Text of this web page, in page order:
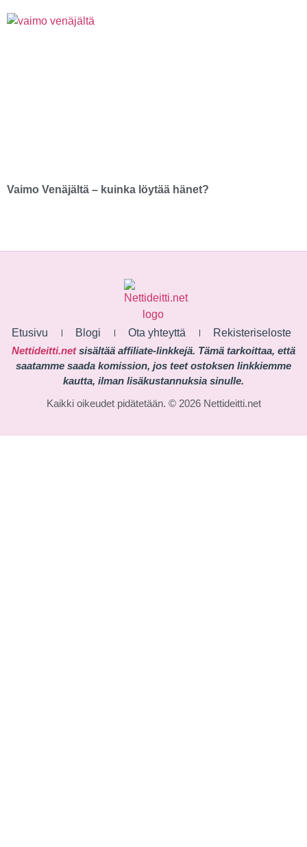
Vaimo Venäjältä – kuinka löytää hänet?
Etusivu Blogi Ota yhteyttä
Rekisteriseloste
Nettideitti.netsisältää affiliate-linkkejä. Tämä tarkoittaa, että
saatamme saada komission, jos teet ostoksen linkkiemme
kautta, ilman lisäkustannuksia sinulle.
Kaikki oikeudet pidätetään. © 2026 Nettideitti.net